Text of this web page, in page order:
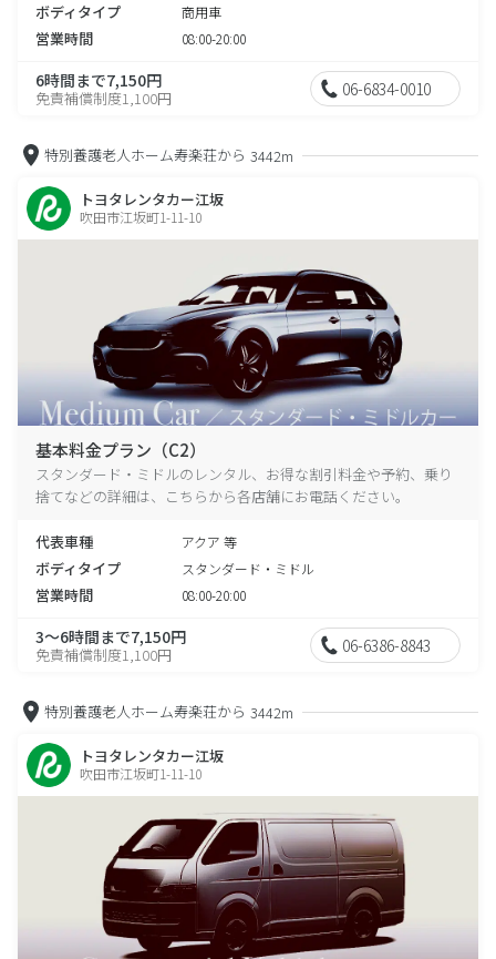
ボディタイプ 商用車
営業時間 08:00-20:00
6時間まで7,150円
免責補償制度1,100円 06-6834-0010
特別養護老人ホーム寿楽荘から 3442m
トヨタレンタカー江坂
吹田市江坂町1-11-10
基本料金プラン（C2）
スタンダード・ミドルのレンタル、お得な割引料金や予約、乗り
捨てなどの詳細は、こちらから各店舗にお電話ください。
代表車種 アクア 等
ボディタイプ スタンダード・ミドル
営業時間 08:00-20:00
3～6時間まで7,150円
免責補償制度1,100円 06-6386-8843
特別養護老人ホーム寿楽荘から 3442m
トヨタレンタカー江坂
吹田市江坂町1-11-10